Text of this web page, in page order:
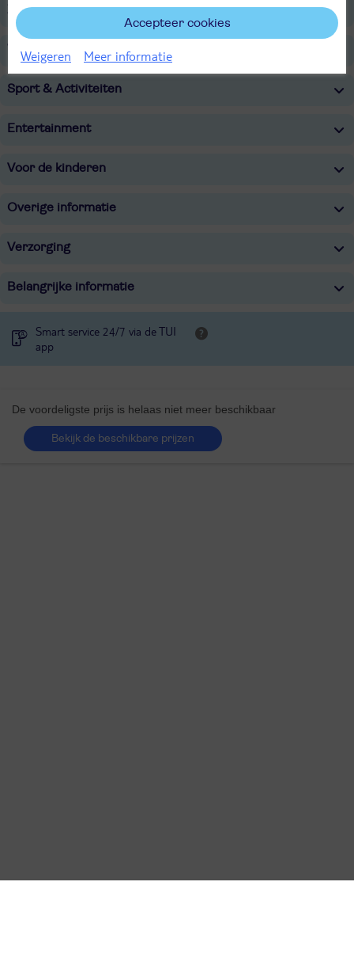
Zwembaden
Wellness
Sport & Activiteiten
Entertainment
Voor de kinderen
Overige informatie
Verzorging
Belangrijke informatie
Smart service 24/7 via de TUI
app
De voordeligste prijs is helaas niet meer beschikbaar
Bekijk de beschikbare prijzen
Accepteer cookies
Weigeren Meer informatie